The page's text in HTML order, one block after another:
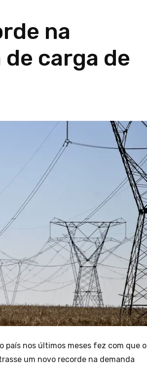
na
carga de
país nos últimos meses fez com que o
um novo recorde na demanda